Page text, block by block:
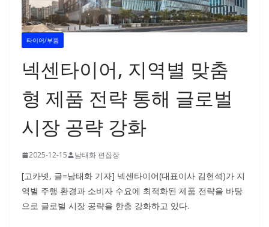
타이어/부품
넥센타이어, 지역별 맞춤
형 제품 전략 통해 글로벌
시장 공략 강화
2025-12-15 남태화 편집장
[고카넷, 글=남태화 기자] 넥센타이어(대표이사 김현석)가 지
역별 주행 환경과 소비자 수요에 최적화된 제품 전략을 바탕
으로 글로벌 시장 공략을 한층 강화하고 있다.